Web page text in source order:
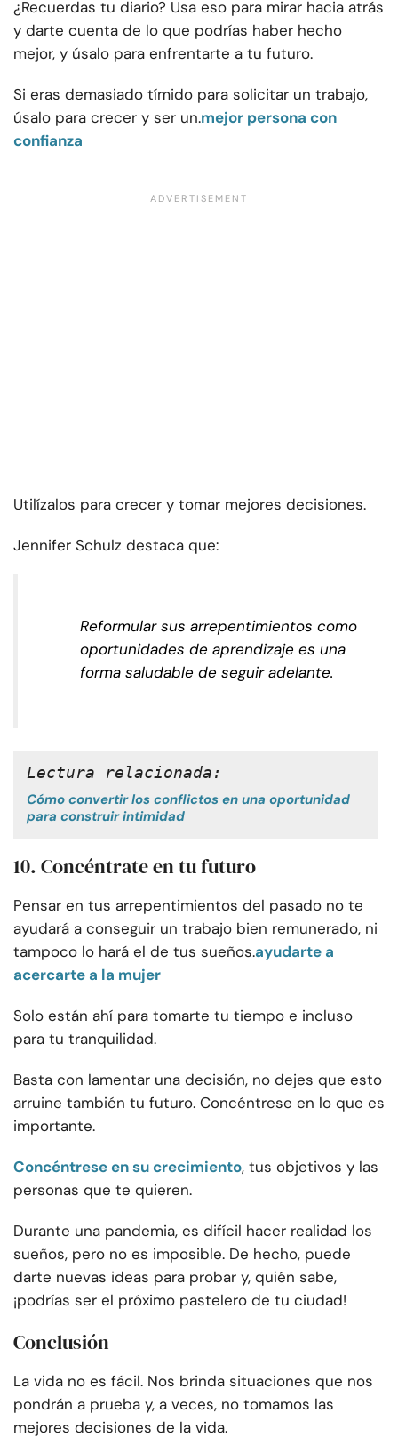
¿Recuerdas tu diario? Usa eso para mirar hacia atrás
y darte cuenta de lo que podrías haber hecho
mejor, y úsalo para enfrentarte a tu futuro.
Si eras demasiado tímido para solicitar un trabajo,
úsalo para crecer y ser un.mejor persona con
confianza
Utilízalos para crecer y tomar mejores decisiones.
Jennifer Schulz destaca que:
Reformular sus arrepentimientos como
oportunidades de aprendizaje es una
forma saludable de seguir adelante.
Lectura relacionada:
Cómo convertir los conflictos en una oportunidad
para construir intimidad
10. Concéntrate en tu futuro
Pensar en tus arrepentimientos del pasado no te
ayudará a conseguir un trabajo bien remunerado, ni
tampoco lo hará el de tus sueños.ayudarte a
acercarte a la mujer
Solo están ahí para tomarte tu tiempo e incluso
para tu tranquilidad.
Basta con lamentar una decisión, no dejes que esto
arruine también tu futuro. Concéntrese en lo que es
importante.
Concéntrese en su crecimiento, tus objetivos y las
personas que te quieren.
Durante una pandemia, es difícil hacer realidad los
sueños, pero no es imposible. De hecho, puede
darte nuevas ideas para probar y, quién sabe,
¡podrías ser el próximo pastelero de tu ciudad!
Conclusión
La vida no es fácil. Nos brinda situaciones que nos
pondrán a prueba y, a veces, no tomamos las
mejores decisiones de la vida.